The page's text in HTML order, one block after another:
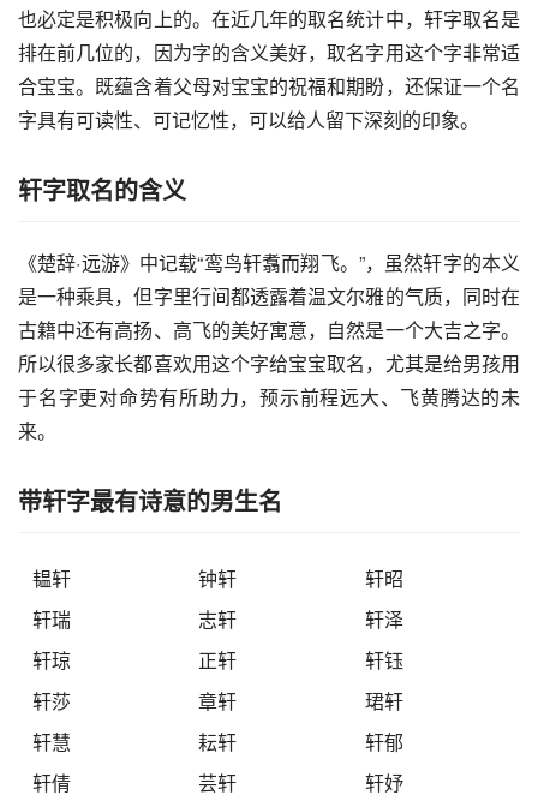
也必定是积极向上的。在近几年的取名统计中，轩字取名是
排在前几位的，因为字的含义美好，取名字用这个字非常适
合宝宝。既蕴含着父母对宝宝的祝福和期盼，还保证一个名
字具有可读性、可记忆性，可以给人留下深刻的印象。
轩字取名的含义
《楚辞·远游》中记载“鸾鸟轩翥而翔飞。”，虽然轩字的本义
是一种乘具，但字里行间都透露着温文尔雅的气质，同时在
古籍中还有高扬、高飞的美好寓意，自然是一个大吉之字。
所以很多家长都喜欢用这个字给宝宝取名，尤其是给男孩用
于名字更对命势有所助力，预示前程远大、飞黄腾达的未
来。
带轩字最有诗意的男生名
韫轩 钟轩
轩昭
轩瑞
志轩
轩泽
轩琼
正轩
轩钰
轩莎
章轩
珺轩
轩慧
耘轩
轩郁
轩倩
芸轩
轩妤